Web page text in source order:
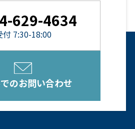
629-4634
付 7:30-18:00
のお問い合わせ